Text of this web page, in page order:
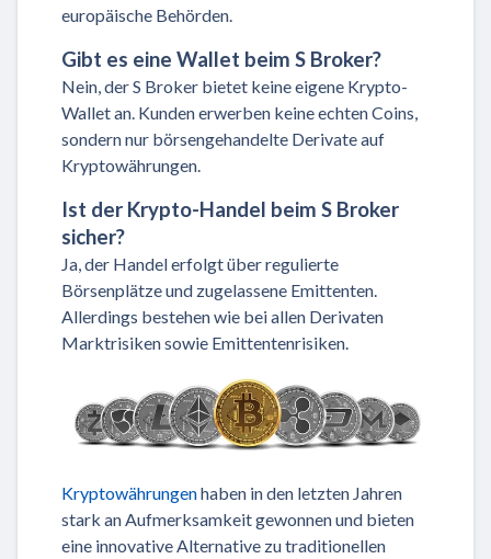
europäische Behörden.
Gibt es eine Wallet beim S Broker?
Nein, der S Broker bietet keine eigene Krypto-
Wallet an. Kunden erwerben keine echten Coins,
sondern nur börsengehandelte Derivate auf
Kryptowährungen.
Ist der Krypto-Handel beim S Broker
sicher?
Ja, der Handel erfolgt über regulierte
Börsenplätze und zugelassene Emittenten.
Allerdings bestehen wie bei allen Derivaten
Marktrisiken sowie Emittentenrisiken.
Kryptowährungenhaben in den letzten Jahren
stark an Aufmerksamkeit gewonnen und bieten
eine innovative Alternative zu traditionellen